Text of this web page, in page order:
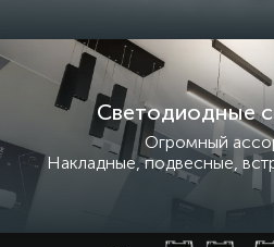
Светодиодные
Огромный
Накладные, подвесные,